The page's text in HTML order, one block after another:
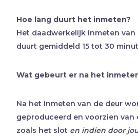
Hoe lang duurt het inmeten?
Het daadwerkelijk inmeten van
duurt gemiddeld 15 tot 30
Wat gebeurt er na het
Na het inmeten van de deur
geproduceerd en voorzien van
zoals het slot en indien door